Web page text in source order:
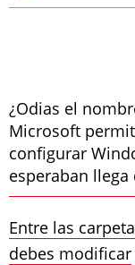
¿Odias el
Microsoft
configurar
esperaban
Entre las
debes modificar